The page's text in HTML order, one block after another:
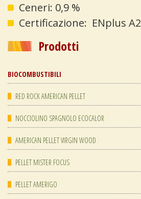
Ceneri: 0,9 %
Certificazione: ENplus A2
Prodotti
BIOCOMBUSTIBILI
RED ROCK AMERICAN PELLET
NOCCIOLINO SPAGNOLO ECOCALOR
AMERICAN PELLET VIRGIN WOOD
PELLET MISTER FOCUS
PELLET AMERIGO